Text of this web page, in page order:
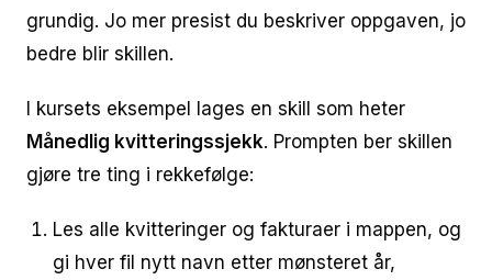
grundig. Jo mer presist du beskriver oppgaven, jo
bedre blir skillen.
I kursets eksempel lages en skill som heter
Månedlig kvitteringssjekk. Prompten ber skillen
gjøre tre ting i rekkefølge:
Les alle kvitteringer og fakturaer i mappen, og
gi hver fil nytt navn etter mønsteret år,